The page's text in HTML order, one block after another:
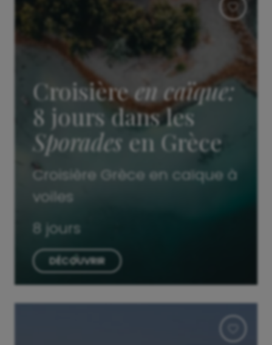
Croisièreen caïque:
8 jours dans les
Sporades en Grèce
Croisière Grèce en caïque à
voiles
8 jours
DÉCOUVRIR